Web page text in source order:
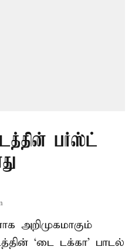
பர்ஸ்ட்
அறிமுகமாகும்
‘டை டக்கா’ பாடல்